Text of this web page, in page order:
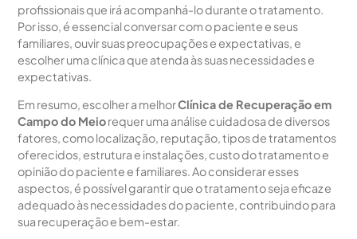
profissionais que irá acompanhá-lo durante o tratamento.
Por isso, é essencial conversar com o paciente e seus
familiares, ouvir suas preocupações e expectativas, e
escolher uma clínica que atenda às suas necessidades e
expectativas.
Em resumo, escolher a melhorClínica de Recuperação em
Campo do Meiorequer uma análise cuidadosa de diversos
fatores, como localização, reputação, tipos de tratamentos
oferecidos, estrutura e instalações, custo do tratamento e
opinião do paciente e familiares. Ao considerar esses
aspectos, é possível garantir que o tratamento seja eficaz e
adequado às necessidades do paciente, contribuindo para
sua recuperação e bem-estar.